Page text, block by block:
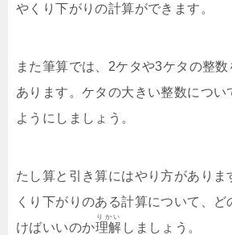
やくり下がりの計算ができます。
また筆算では、2ケタや3ケタの整
あります。ケタの大きい整数につい
ようにしましょう。
たし算と引き算にはやり方がありま
くり下がりのある計算について、ど
けばいいのか理解
りかい
しましょう。